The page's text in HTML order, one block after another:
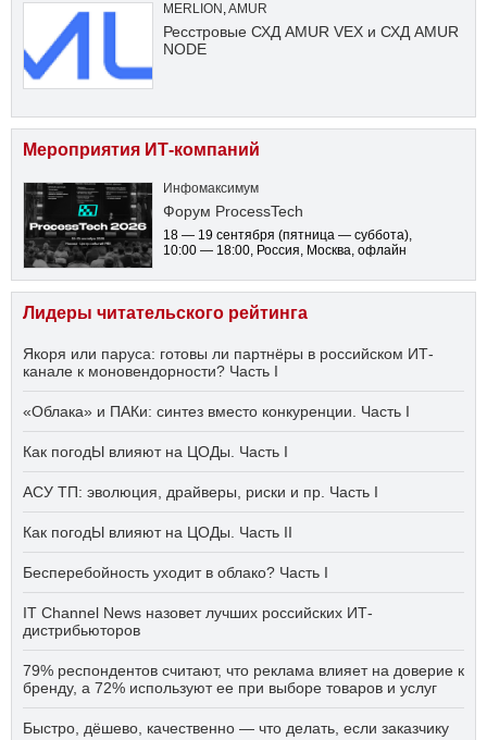
MERLION ,AMUR
Ресстровые СХД AMUR VEX и СХД AMUR
NODE
Мероприятия ИТ-компаний
Инфомаксимум
Форум ProcessTech
18 — 19 сентября (пятница — суббота),
10:00 — 18:00, Россия, Москва, офлайн
Лидеры читательского рейтинга
Якоря или паруса: готовы ли партнёры в российском ИТ-
канале к моновендорности? Часть I
«Облака» и ПАКи: синтез вместо конкуренции. Часть I
Как погодЫ влияют на ЦОДы. Часть I
АСУ ТП: эволюция, драйверы, риски и пр. Часть I
Как погодЫ влияют на ЦОДы. Часть II
Бесперебойность уходит в облако? Часть I
IT Channel News назовет лучших российских ИТ-
дистрибьюторов
79% респондентов считают, что реклама влияет на доверие к
бренду, а 72% используют ее при выборе товаров и услуг
Быстро, дёшево, качественно — что делать, если заказчику